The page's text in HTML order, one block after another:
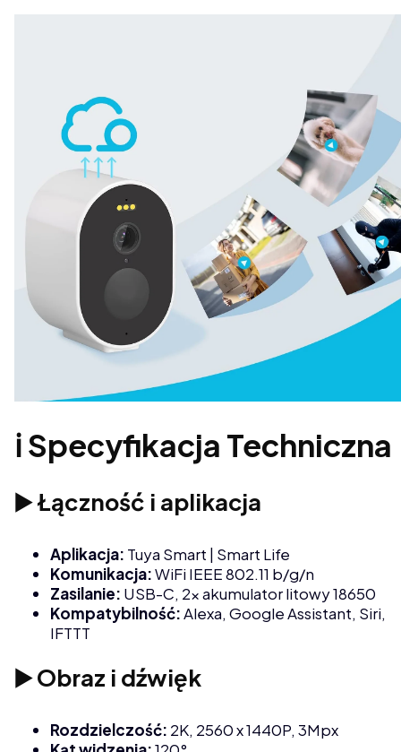
ℹ️ Specyfikacja Techniczna
▶️ Łączność i aplikacja
Aplikacja: Tuya Smart | Smart Life
Komunikacja:WiFi IEEE 802.11 b/g/n
Zasilanie: USB-C, 2x akumulator litowy 18650
Kompatybilność:Alexa, Google Assistant, Siri,
IFTTT
▶️ Obraz i dźwięk
Rozdzielczość: 2K, 2560 x 1440P, 3Mpx